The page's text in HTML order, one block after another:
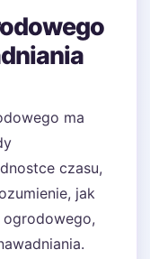
ma
czasu,
jak
ogrodowego,